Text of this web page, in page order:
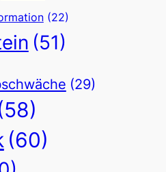
(22)
(51)
(29)
(60)